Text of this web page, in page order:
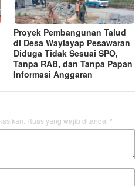
Proyek Pembangunan Talud
di Desa Waylayap Pesawaran
Diduga Tidak Sesuai SPO,
Tanpa RAB, dan Tanpa Papan
Informasi Anggaran
Ruas yang wajib ditandai *